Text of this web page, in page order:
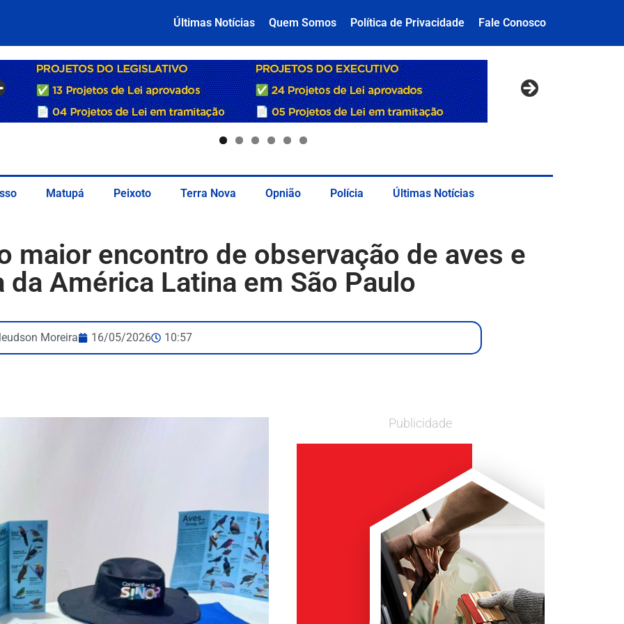
Últimas Notícias Quem Somos Política de Privacidade Fale Conosco
Matupá Peixoto Terra Nova Opnião Polícia Últimas Notícias
maior encontro de observação de aves e
da América Latina em São Paulo
Moreira 16/05/2026 10:57
Publicidade